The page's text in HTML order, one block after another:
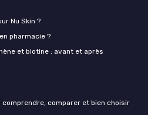
Nu Skin ?
pharmacie ?
et biotine : avant et après
comparer et bien choisir